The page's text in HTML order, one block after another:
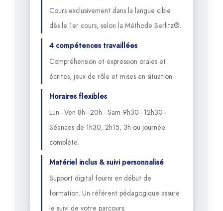
Cours exclusivement dans la langue cible
dès le 1er cours, selon la Méthode Berlitz®.
4 compétences travaillées
Compréhension et expression orales et
écrites, jeux de rôle et mises en situation.
Horaires flexibles
Lun–Ven 8h–20h · Sam 9h30–12h30 ·
Séances de 1h30, 2h15, 3h ou journée
complète.
Matériel inclus & suivi personnalisé
Support digital fourni en début de
formation. Un référent pédagogique assure
le suivi de votre parcours.